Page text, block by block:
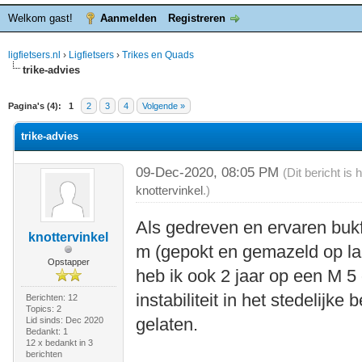
Welkom gast! Aanmelden Registreren
ligfietsers.nl › Ligfietsers › Trikes en Quads
trike-advies
Pagina's (4): 1 2 3 4 Volgende »
waardering is 0
trike-advies
knottervinkel
Opstapper
Berichten: 12
Topics: 2
Lid sinds: Dec 2020
Bedankt: 1
12 x bedankt in 3
berichten
09-Dec-2020, 08:05 PM (Dit bericht is
knottervinkel.)
Als gedreven en ervaren
m (gepokt en gemazeld op
heb ik ook 2 jaar op een M
instabiliteit in het stedelijke
gelaten.